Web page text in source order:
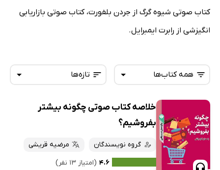
کتاب صوتی شیوه گرگ از جردن بلفورت، کتاب صوتی بازاریابی
انگیزشی از رابرت ایمبرایل.
تازه‌ها
تازه‌ها
پرفروش‌ها
پربحث‌ها
همه کتاب‌ها
کتاب‌های صوتی
کتاب‌های متنی
خلاصه کتاب صوتی چگونه بیشتر
بفروشیم؟
گروه نویسندگان
مرضیه قریشی
۴.۶ (امتیاز ۱۳ نفر)